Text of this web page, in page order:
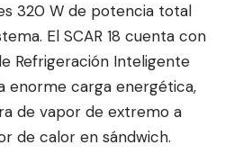
320 W de potencia total
El SCAR 18 cuenta con
Refrigeración Inteligente
enorme carga energética,
de vapor de extremo a
de calor en sándwich.